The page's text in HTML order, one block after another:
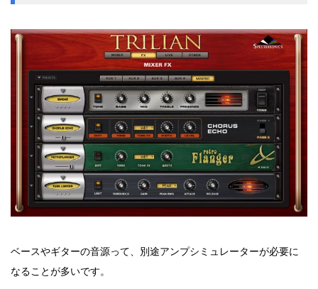
ベースやギターの音源って、別途アンプシミュレーターが必要に
なることが多いです。